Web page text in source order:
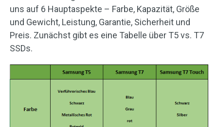
uns auf 6 Hauptaspekte – Farbe, Kapazität, Größe
und Gewicht, Leistung, Garantie, Sicherheit und
Preis. Zunächst gibt es eine Tabelle über T5 vs. T7
SSDs.